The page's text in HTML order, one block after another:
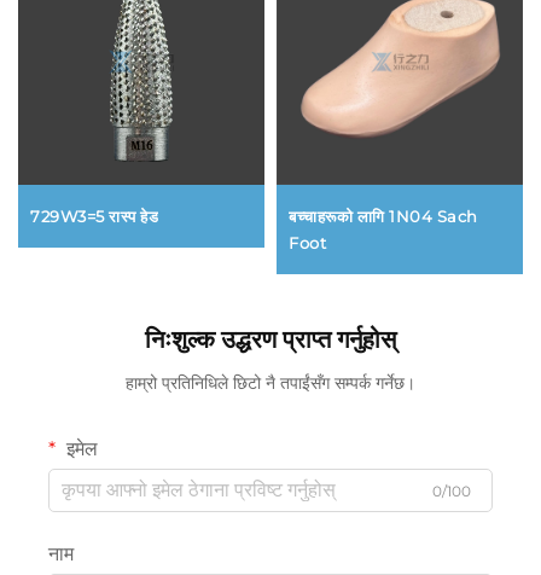
729W3=5 रास्प हेड
बच्चाहरूको लागि 1N04 Sach
Foot
निःशुल्क उद्धरण प्राप्त गर्नुहोस्
हाम्रो प्रतिनिधिले छिटो नै तपाईंसँग सम्पर्क गर्नेछ।
इमेल
0/100
नाम